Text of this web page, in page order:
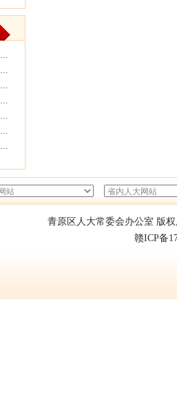
曾昭君进驻富滩镇人大代表联络工作站...
青原区人大常委会副主任罗志强带队赴...
关于转发《关于在全市开展各级人大代...
关于对区四届人大五次会议代表所提部...
关于组织市区人大代表参加代表联络工...
关于推动各级人大代表参加代表联络工...
区四届人大四次会议期间人大代表审议...
青原区人大常委会办公室 版
赣ICP备